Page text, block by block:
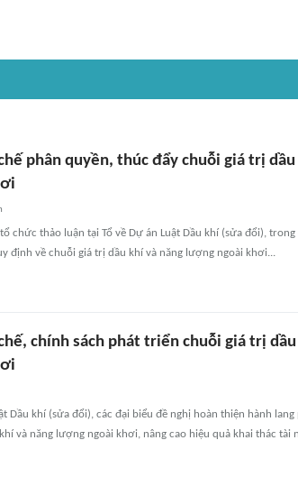
phân quyền, thúc đẩy chuỗi giá trị dầu
chức thảo luận tại Tổ về Dự án Luật Dầu khí (sửa đổi),
định về chuỗi giá trị dầu khí và năng lượng ngoài khơi...
chính sách phát triển chuỗi giá trị
Dầu khí (sửa đổi), các đại biểu đề nghị hoàn thiện hành
và năng lượng ngoài khơi, nâng cao hiệu quả khai thác tài